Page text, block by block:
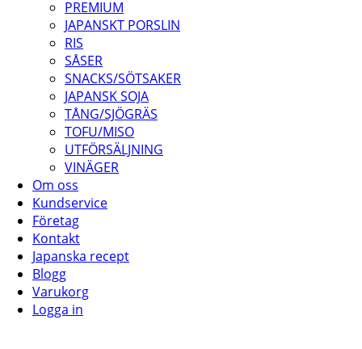
PREMIUM
JAPANSKT PORSLIN
RIS
SÅSER
SNACKS/SÖTSAKER
JAPANSK SOJA
TÅNG/SJÖGRÄS
TOFU/MISO
UTFÖRSÄLJNING
VINÄGER
Om oss
Kundservice
Företag
Kontakt
Japanska recept
Blogg
Varukorg
Logga in